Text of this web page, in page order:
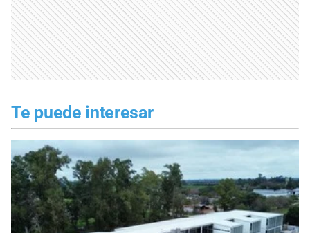
Te puede interesar